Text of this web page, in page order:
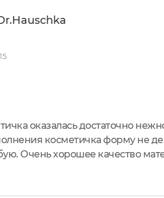
оказалась достаточно
косметичка форму не
Очень хорошее качество